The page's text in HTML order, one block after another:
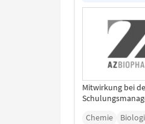
Mitwirkung bei
Chemie